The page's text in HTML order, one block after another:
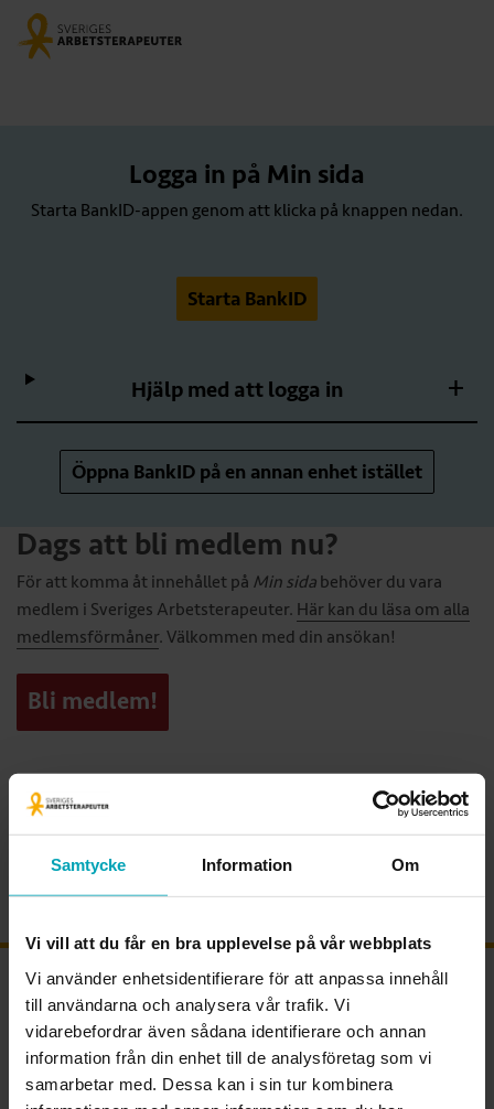
Samtycke Information Om
Vi vill att du får en bra upplevelse på vår webbplats
Vi använder enhetsidentifierare för att anpassa innehåll
till användarna och analysera vår trafik. Vi
vidarebefordrar även sådana identifierare och annan
information från din enhet till de analysföretag som vi
samarbetar med. Dessa kan i sin tur kombinera
Logga in på Min sida
Starta BankID-appen genom att klicka på knappen nedan.
Starta BankID
Hjälp med att logga in
Öppna BankID på en annan enhet istället
Dags att bli medlem nu?
För att komma åt innehållet på Min sida behöver du vara
medlem i Sveriges Arbetsterapeuter. Här kan du läsa om alla
medlemsförmåner. Välkommen med din ansökan!
Bli medlem!
OM FÖRBUNDET
Sveriges Arbetsterapeuter är den enda fackliga organisationen som
kan arbetsterapi. Vi är förbundet för alla legitimerade
arbetsterapeuter och arbetsterapeutstudenter. Tillsammans visar vi
värdet av arbetsterapi och av ett hälsofrämjande arbetsliv för alla